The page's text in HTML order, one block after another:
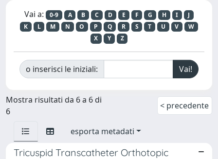
Vai a: 0-9 A B C D E F G H I
J
K
L M N O P Q R S T U V
W
X
Y Z
o inserisci le iniziali:
Mostra risultati da 6 a 6 di
6
< precedente
esporta metadati
Tricuspid Transcatheter Orthotopic